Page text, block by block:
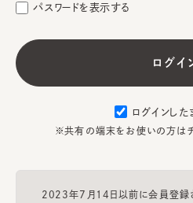
パスワードを表示する
ログインした
※共有の端末をお使いの方はチ
2023年7月14日以前に会員登録